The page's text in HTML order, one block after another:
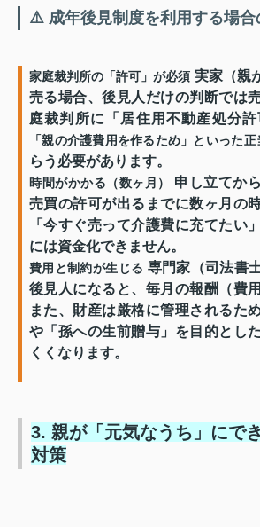
⚠️ 成年後見制度を利用する場合
家庭裁判所の「許可」が必須 実家（親
売る場合、後見人だけの判断では
庭裁判所に「居住用不動産処分許
「親の介護費用を作るため」といった
らう必要があります。
時間がかかる（数ヶ月）
申し立てか
売買の許可が出るまでに数ヶ月の
「今すぐ売って介護費に充てたい
には資金化できません。
費用と制約が生じる 専門家（司法書
後見人になると、毎月の報酬（費
また、財産は厳格に管理されるた
や「孫への生前贈与」を目的とし
くくなります。
3. 親が「元気なうち」にで
対策